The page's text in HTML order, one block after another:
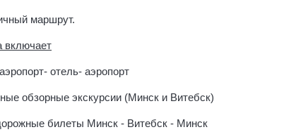
маршрут.
включает
отель- аэропорт
обзорные экскурсии (Минск и Витебск)
билеты Минск - Витебск - Минск